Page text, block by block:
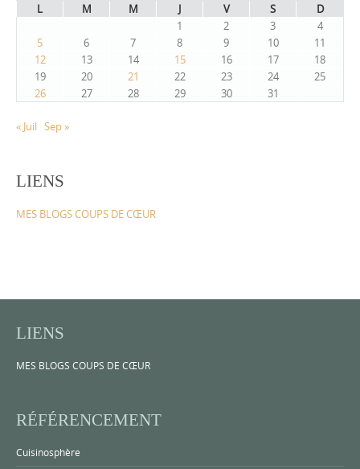
L M M J V S
D
1
2 3
4
5
6 7 8 9 10
11
12
13 14 15 16 17
18
19
20 21 22 23 24
25
26
27 28 29 30 31
« Juil Sep »
LIENS
MES BLOGS COUPS DE CŒUR
LIENS
MES BLOGS COUPS DE CŒUR
RÉFÉRENCEMENT
Cuisinosphère